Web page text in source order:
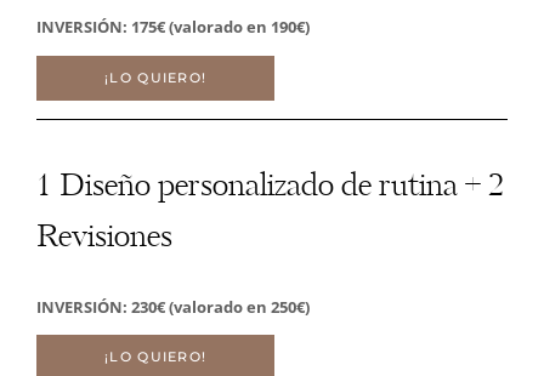
INVERSIÓN: 175€ (valorado en 190€)
¡LO QUIERO!
1 Diseño personalizado de rutina + 2
Revisiones
INVERSIÓN: 230€ (valorado en 250€)
¡LO QUIERO!